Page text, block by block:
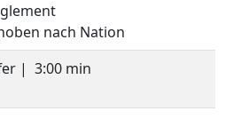
nach Nation
| 3:00 min